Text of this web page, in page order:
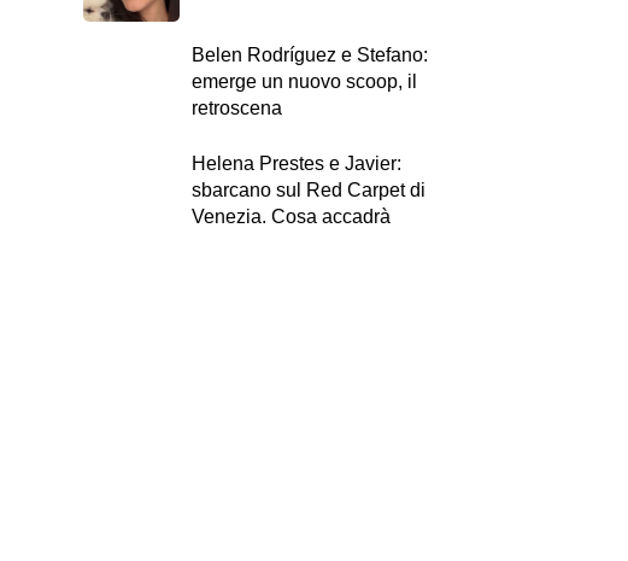
Belen Rodríguez e Stefano:
emerge un nuovo scoop, il
retroscena
Helena Prestes e Javier:
sbarcano sul Red Carpet di
Venezia. Cosa accadrà